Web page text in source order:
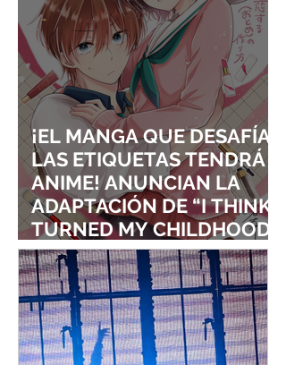
¡EL MANGA QUE DESAFÍA
LAS ETIQUETAS TENDRÁ
ANIME! ANUNCIAN LA
ADAPTACIÓN DE “I THINK I
TURNED MY CHILDHOOD
FRIEND INTO A GIRL”